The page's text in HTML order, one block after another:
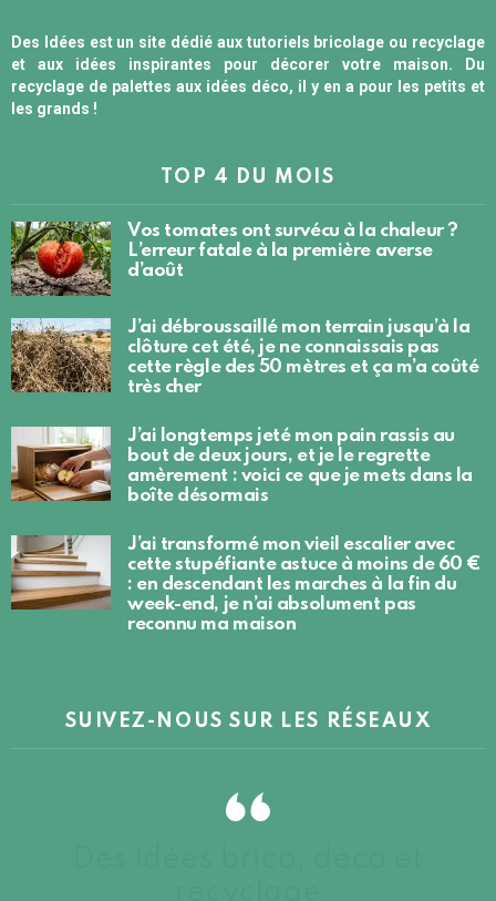
Des Idées est un site dédié aux tutoriels bricolage ou recyclage
et aux idées inspirantes pour décorer votre maison. Du
recyclage de palettes aux idées déco, il y en a pour les petits et
les grands !
TOP 4 DU MOIS
Vos tomates ont survécu à la chaleur ?
L’erreur fatale à la première averse
d’août
J’ai débroussaillé mon terrain jusqu’à la
clôture cet été, je ne connaissais pas
cette règle des 50 mètres et ça m’a coûté
très cher
J’ai longtemps jeté mon pain rassis au
bout de deux jours, et je le regrette
amèrement : voici ce que je mets dans la
boîte désormais
J’ai transformé mon vieil escalier avec
cette stupéfiante astuce à moins de 60 €
: en descendant les marches à la fin du
week-end, je n’ai absolument pas
reconnu ma maison
SUIVEZ-NOUS SUR LES RÉSEAUX